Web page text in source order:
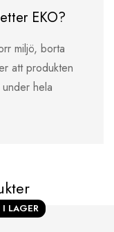
EKO?
miljö, borta
att produkten
hela
I LAGER